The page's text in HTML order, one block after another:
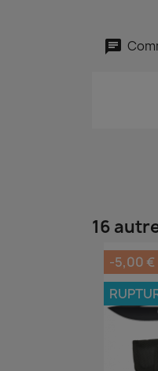
16
-5,00 €